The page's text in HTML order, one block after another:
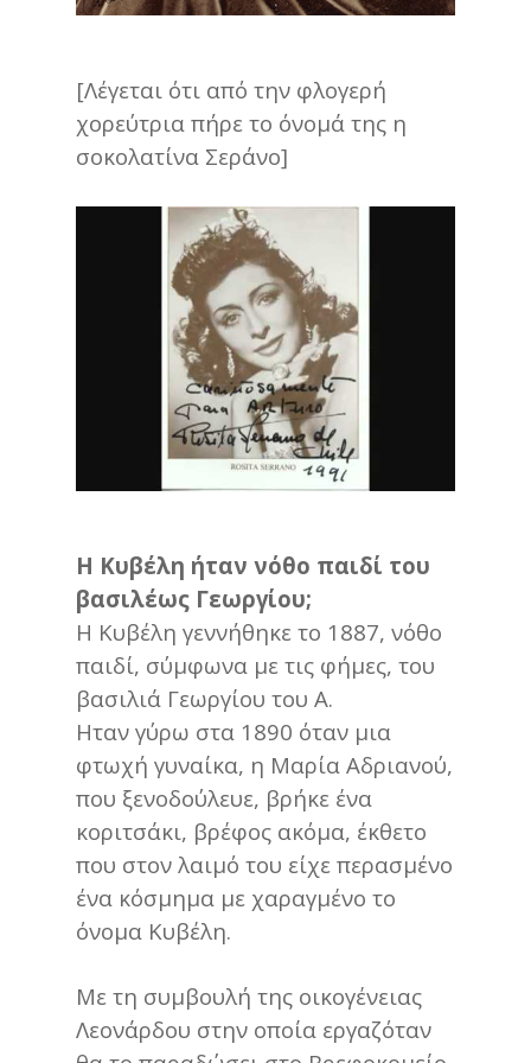
[Λέγεται ότι από την φλογερή
χορεύτρια πήρε το όνομά της η
σοκολατίνα Σεράνο]
Η Κυβέλη ήταν νόθο παιδί του
βασιλέως Γεωργίου;
Η Κυβέλη γεννήθηκε το 1887, νόθο
παιδί, σύμφωνα με τις φήμες, του
βασιλιά Γεωργίου του Α.
Ηταν γύρω στα 1890 όταν μια
φτωχή γυναίκα, η Μαρία Αδριανού,
που ξενοδούλευε, βρήκε ένα
κοριτσάκι, βρέφος ακόμα, έκθετο
που στον λαιμό του είχε περασμένο
ένα κόσμημα με χαραγμένο το
όνομα Κυβέλη.
Με τη συμβουλή της οικογένειας
Λεονάρδου στην οποία εργαζόταν